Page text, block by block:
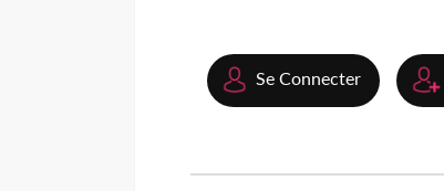
Se Connecter